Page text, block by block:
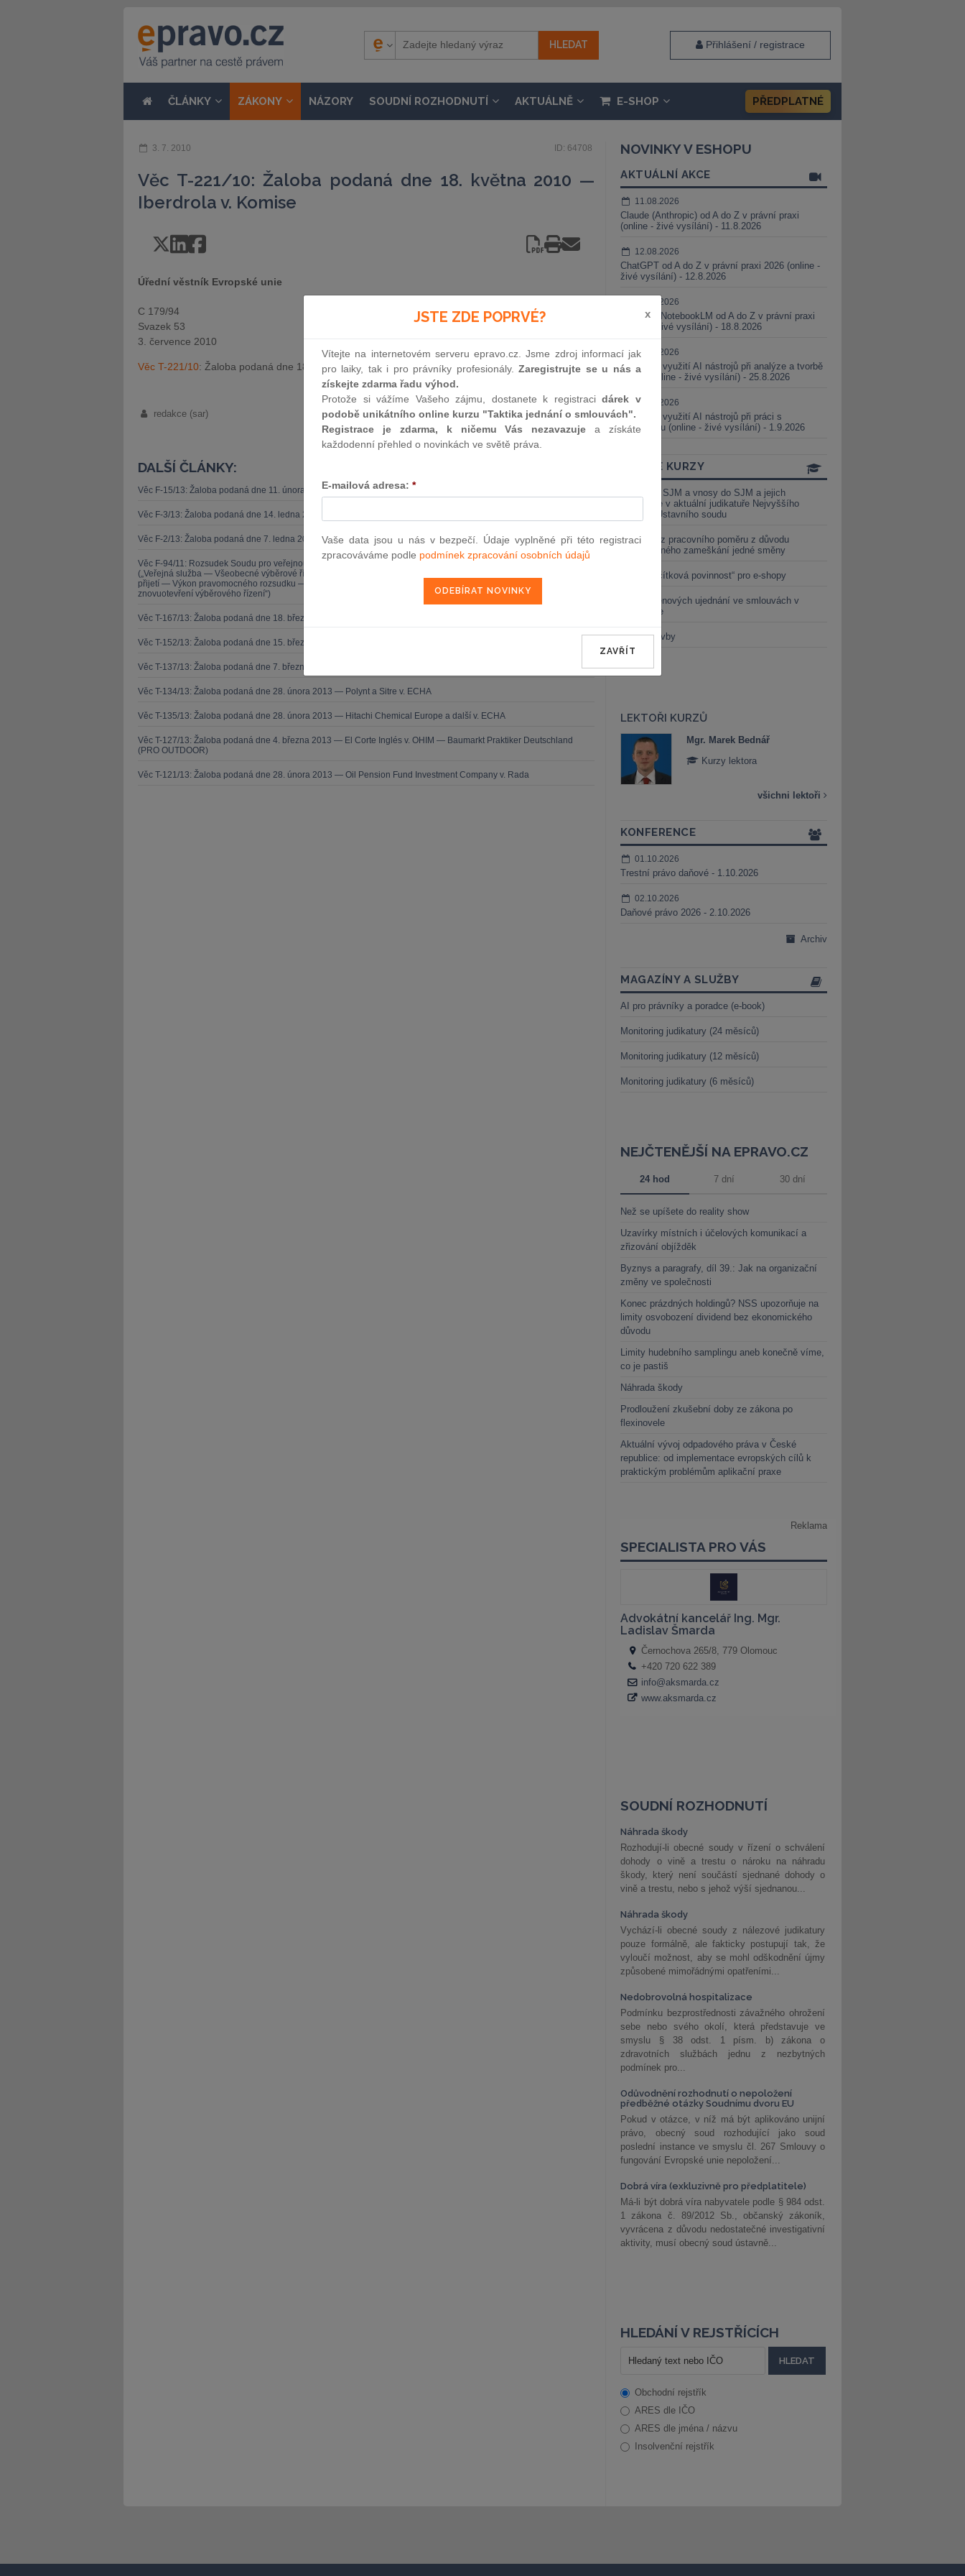
Přihlášení / registrace
ČLÁNKY ZÁKONY NÁZORY SOUDNÍ ROZHODNUTÍ AKTUÁLNĚ E-SHOP PŘEDPLATNÉ
3. 7. 2010 ID: 64708
Věc T-221/10: Žaloba podaná dne 18. května 2010 —
Iberdrola v. Komise
Úřední věstník Evropské unie
C 179/94
Svazek 53
3. července 2010
Věc T-221/10: Žaloba podaná dne 18. května 2010 — Iberdrola v. Komise
redakce (sar) 3. 7. 2010
DALŠÍ ČLÁNKY:
Věc F-15/13: Žaloba podaná dne 11. února 2013 — ZZ v. Komise
Věc F-3/13: Žaloba podaná dne 14. ledna 2013 — CK v. Komise
Věc F-2/13: Žaloba podaná dne 7. ledna 2013 — ZZ v. Komise
Věc F-94/11: Rozsudek Soudu pro veřejnou službu (druhého senátu) ze dne 21. března 2013 — Brune v. Komise
(„Veřejná služba — Všeobecné výběrové řízení — Zrušení rozhodnutí o nezapsání na seznam uchazečů vhodných k
přijetí — Výkon pravomocného rozsudku — Zásada legality — Námitka protiprávnosti vznesená proti rozhodnutí o
znovuotevření výběrového řízení“)
Věc T-167/13: Žaloba podaná dne 18. března 2013 — Comune di Milano v. Komise
Věc T-152/13: Žaloba podaná dne 15. března 2013 — Sea Handling v. Komise
Věc T-137/13: Žaloba podaná dne 7. března 2013 — Saferoad RRS v. OHIM (MEGARAIL)
Věc T-134/13: Žaloba podaná dne 28. února 2013 — Polynt a Sitre v. ECHA
Věc T-135/13: Žaloba podaná dne 28. února 2013 — Hitachi Chemical Europe a další v. ECHA
Věc T-127/13: Žaloba podaná dne 4. března 2013 — El Corte Inglés v. OHIM — Baumarkt Praktiker Deutschland
(PRO OUTDOOR)
Věc T-121/13: Žaloba podaná dne 28. února 2013 — Oil Pension Fund Investment Company v. Rada
NOVINKY V ESHOPU
AKTUÁLNÍ AKCE
11.08.2026
Claude (Anthropic) od A do Z v právní praxi
(online - živé vysílání) - 11.8.2026
12.08.2026
ChatGPT od A do Z v právní praxi 2026 (online -
živé vysílání) - 12.8.2026
18.08.2026
Gemini a NotebookLM od A do Z v právní praxi
(online - živé vysílání) - 18.8.2026
25.08.2026
Praktické využití AI nástrojů při analýze a tvorbě
smluv (online - živé vysílání) - 25.8.2026
01.09.2026
Praktické využití AI nástrojů při práci s
judikaturou (online - živé vysílání) - 1.9.2026
ONLINE KURZY
Vnosy ze SJM a vnosy do SJM a jejich
valorizace v aktuální judikatuře Nejvyššího
soudu a Ústavního soudu
Výpověď z pracovního poměru z důvodu
neomluveného zameškání jedné směny
Nová „tlačítková povinnost“ pro e-shopy
Změna cenových ujednání ve smlouvách v
energetice
Černé stavby
LEKTOŘI KURZŮ
JUDr. Tomáš Nielsen
JUDr. Tomáš Sokol
JUDr. Martin Maisner, Ph.D.,
Kurzy lektora
Mgr. Marek Bednář
Kurzy lektora
všichni lektoři
KONFERENCE
01.10.2026
Trestní právo daňové - 1.10.2026
02.10.2026
Daňové právo 2026 - 2.10.2026
Archiv
MAGAZÍNY A SLUŽBY
AI pro právníky a poradce (e-book)
Monitoring judikatury (24 měsíců)
Monitoring judikatury (12 měsíců)
Monitoring judikatury (6 měsíců)
NEJČTENĚJŠÍ NA EPRAVO.CZ
24 hod 7 dní 30 dní
Než se upíšete do reality show
Uzavírky místních i účelových komunikací a
zřizování objížděk
Byznys a paragrafy, díl 39.: Jak na organizační
změny ve společnosti
Konec prázdných holdingů? NSS upozorňuje na
limity osvobození dividend bez ekonomického
důvodu
Limity hudebního samplingu aneb konečně víme,
co je pastiš
Náhrada škody
Prodloužení zkušební doby ze zákona po
flexinovele
Aktuální vývoj odpadového práva v České
republice: od implementace evropských cílů k
praktickým problémům aplikační praxe
SOUDNÍ ROZHODNUTÍ
Náhrada škody
Rozhodují-li obecné soudy v řízení o schválení
dohody o vině a trestu o nároku na náhradu
škody, který není součástí sjednané dohody o
vině a trestu, nebo s jehož výší sjednanou...
Náhrada škody
Vychází-li obecné soudy z nálezové judikatury
pouze formálně, ale fakticky postupují tak, že
vyloučí možnost, aby se mohl odškodnění újmy
způsobené mimořádnými opatřeními...
Nedobrovolná hospitalizace
Podmínku bezprostřednosti závažného ohrožení
sebe nebo svého okolí, která představuje ve
smyslu § 38 odst. 1 písm. b) zákona o
zdravotních službách jednu z nezbytných
podmínek pro...
Odůvodnění rozhodnutí o nepoložení
předběžné otázky Soudnímu dvoru EU
Pokud v otázce, v níž má být aplikováno unijní
právo, obecný soud rozhodující jako soud
poslední instance ve smyslu čl. 267 Smlouvy o
fungování Evropské unie nepoložení...
Dobrá víra (exkluzivně pro předplatitele)
Má-li být dobrá víra nabyvatele podle § 984 odst.
1 zákona č. 89/2012 Sb., občanský zákoník,
vyvrácena z důvodu nedostatečné investigativní
aktivity, musí obecný soud ústavně...
HLEDÁNÍ V REJSTŘÍCÍCH
Obchodní rejstřík
ARES dle IČO
ARES dle jména / názvu
Insolvenční rejstřík
JSTE ZDE POPRVÉ? x
Vítejte na internetovém serveru epravo.cz. Jsme zdroj informací jak
pro laiky, tak i pro právníky profesionály.Zaregistrujte se u nás a
získejte zdarma řadu výhod.
Protože si vážíme Vašeho zájmu, dostanete k registracidárek v
podobě unikátního online kurzu "Taktika jednání o smlouvách".
Registrace je zdarma, k ničemu Vás nezavazuje a získáte
každodenní přehled o novinkách ve světě práva.
E-mailová adresa: *
Vaše data jsou u nás v bezpečí. Údaje vyplněné při této registraci
zpracováváme podle podmínek zpracování osobních údajů
ZAVŘÍT